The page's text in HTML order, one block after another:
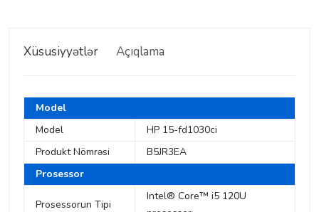
Xüsusiyyətlər Açıqlama
Model
Model
HP 15-fd1030ci
Produkt Nömrəsi
B5JR3EA
Prosessor
Prosessorun Tipi
Intel® Core™ i5 120U